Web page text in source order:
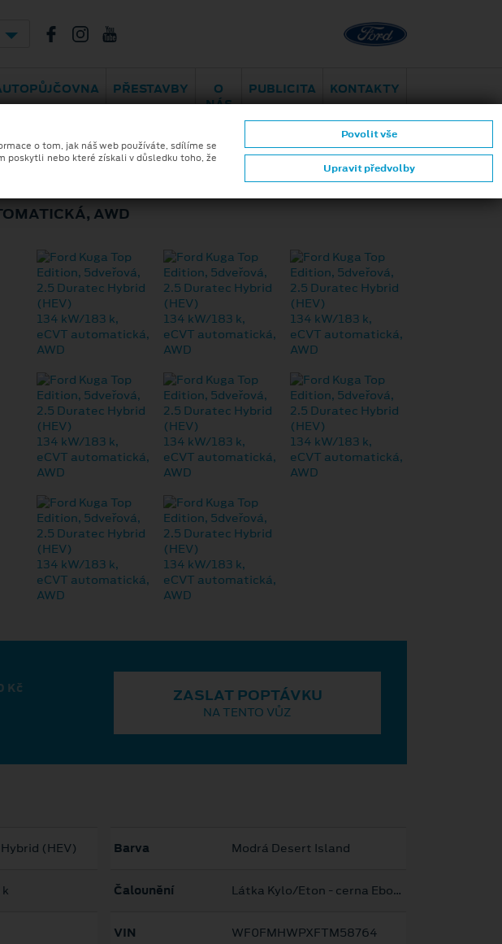
Brno - Maloměřice
PŘESTAVBY
O
NÁS
PUBLICITA KONTAKTY
ZPĚT
AWD
Kč
ZASLAT POPTÁVKU
NA TENTO VŮZ
(HEV) Barva Modrá Desert Island
Čalounění Látka Kylo/Eton - cerna Ebony
VIN WF0FMHWPXFTM58764
o tom, jak náš web používáte, sdílíme se
poskytli nebo které získali v důsledku toho, že
Upravit předvolby
Povolit vše